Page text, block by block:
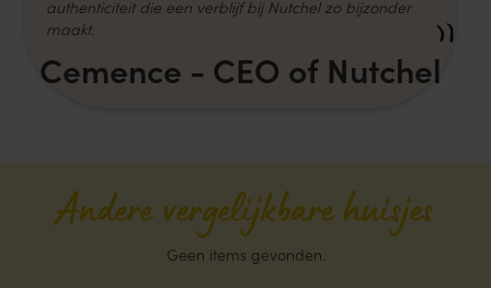
authenticiteit die een verblijf bij Nutchel zo bijzonder
maakt.
Cemence - CEO of Nutchel
Andere vergelijkbare huisjes
Geen items gevonden.